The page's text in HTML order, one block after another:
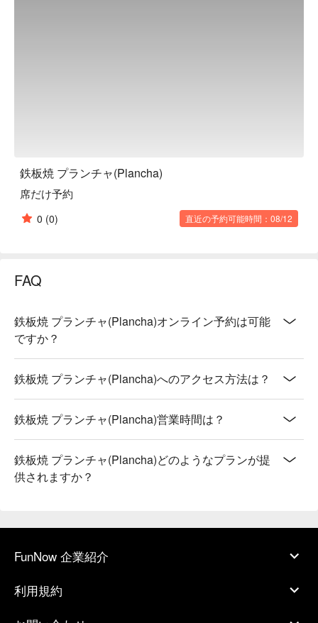
鉄板焼 プランチャ(Plancha)
席だけ予約
0 (0) 直近の予約可能時間：08/12
FAQ
鉄板焼 プランチャ(Plancha)オンライン予約は可能
ですか？
鉄板焼 プランチャ(Plancha)へのアクセス方法は？
鉄板焼 プランチャ(Plancha)営業時間は？
鉄板焼 プランチャ(Plancha)どのようなプランが提
供されますか？
FunNow 企業紹介
利用規約